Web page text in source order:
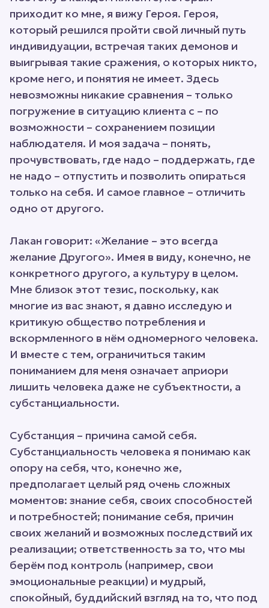
приходит ко мне, я вижу Героя. Героя,
который решился пройти свой личный путь
индивидуации, встречая таких демонов и
выигрывая такие сражения, о которых никто,
кроме него, и понятия не имеет. Здесь
невозможны никакие сравнения – только
погружение в ситуацию клиента с – по
возможности – сохранением позиции
наблюдателя. И моя задача – понять,
прочувствовать, где надо – поддержать, где
не надо – отпустить и позволить опираться
только на себя. И самое главное – отличить
одно от другого.
Лакан говорит: «Желание – это всегда
желание Другого». Имея в виду, конечно, не
конкретного другого, а культуру в целом.
Мне близок этот тезис, поскольку, как
многие из вас знают, я давно исследую и
критикую общество потребления и
вскормленного в нём одномерного человека.
И вместе с тем, ограничиться таким
пониманием для меня означает априори
лишить человека даже не субъектности, а
субстанциальности.
Субстанция – причина самой себя.
Субстанциальность человека я понимаю как
опору на себя, что, конечно же,
предполагает целый ряд очень сложных
моментов: знание себя, своих способностей
и потребностей; понимание себя, причин
своих желаний и возможных последствий их
реализации; ответственность за то, что мы
берём под контроль (например, свои
эмоциональные реакции) и мудрый,
спокойный, буддийский взгляд на то, что под